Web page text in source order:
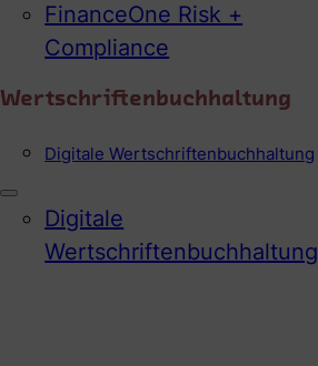
FinanceOne Risk +
Compliance
Wertschriftenbuchhaltung
Digitale Wertschriftenbuchhaltung
Digitale
Wertschriftenbuchhaltung